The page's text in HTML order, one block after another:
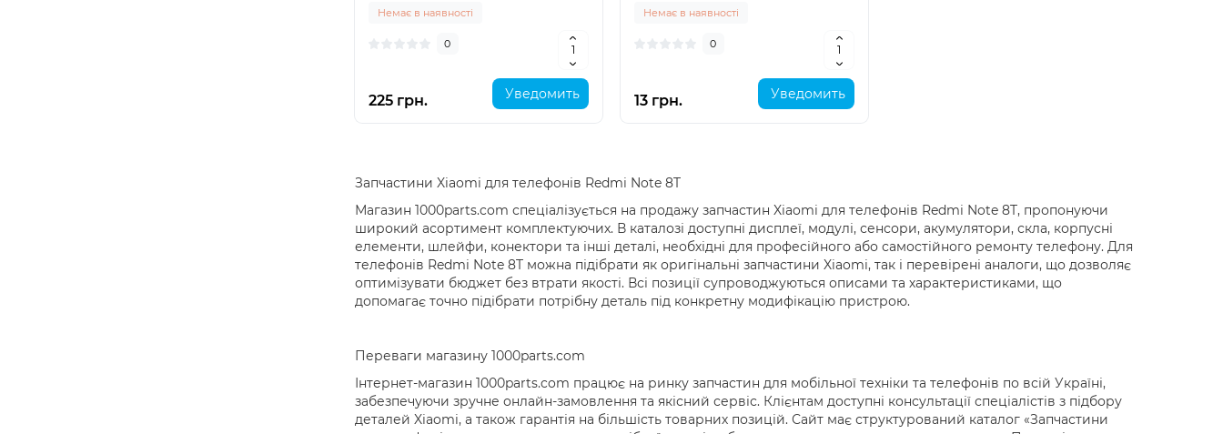
Немає в наявності
0
225 грн. Уведомить
Немає в наявності
0
13 грн. Уведомить
Запчастини Xiaomi для телефонів Redmi Note 8T
Магазин 1000parts.com спеціалізується на продажу запчастин Xiaomi для телефонів Redmi Note 8T, пропонуючи
широкий асортимент комплектуючих. В каталозі доступні дисплеї, модулі, сенсори, акумулятори, скла, корпусні
елементи, шлейфи, конектори та інші деталі, необхідні для професійного або самостійного ремонту телефону. Для
телефонів Redmi Note 8T можна підібрати як оригінальні запчастини Xiaomi, так і перевірені аналоги, що дозволяє
оптимізувати бюджет без втрати якості. Всі позиції супроводжуються описами та характеристиками, що
допомагає точно підібрати потрібну деталь під конкретну модифікацію пристрою.
Переваги магазину 1000parts.com
Інтернет-магазин 1000parts.com працює на ринку запчастин для мобільної техніки та телефонів по всій Україні,
забезпечуючи зручне онлайн-замовлення та якісний сервіс. Клієнтам доступні консультації спеціалістів з підбору
деталей Xiaomi, а також гарантія на більшість товарних позицій. Сайт має структурований каталог «Запчастини